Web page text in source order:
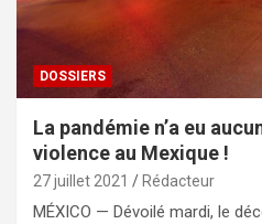
DOSSIERS
La pandémie n’a eu
violence au Mexique !
27 juillet 2021 Rédacteur
MÉXICO — Dévoilé mardi, le